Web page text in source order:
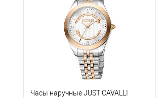
Часы наручные JUST CAVALLI